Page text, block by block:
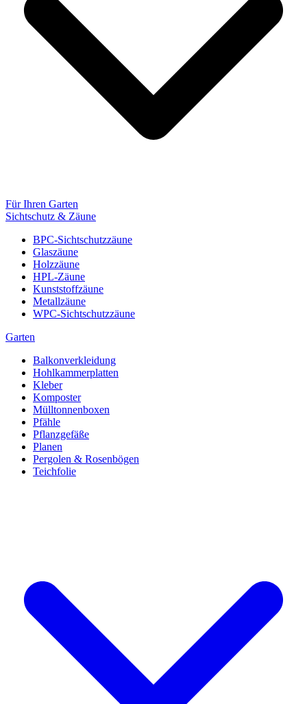
Für Ihren Garten
Sichtschutz & Zäune
BPC-Sichtschutzzäune
Glaszäune
Holzzäune
HPL-Zäune
Kunststoffzäune
Metallzäune
WPC-Sichtschutzzäune
Garten
Balkonverkleidung
Hohlkammerplatten
Kleber
Komposter
Mülltonnenboxen
Pfähle
Pflanzgefäße
Planen
Pergolen & Rosenbögen
Teichfolie